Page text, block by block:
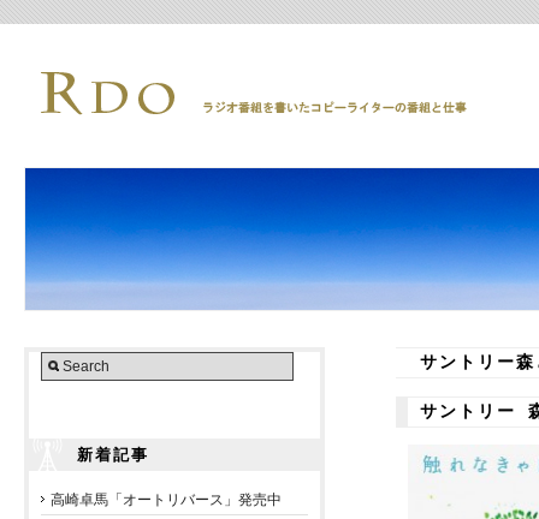
新着記事
高崎卓馬「オートリバース」発売中
サントリー
サントリー